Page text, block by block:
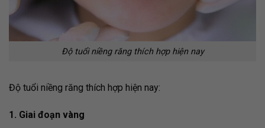
Độ tuổi niềng răng thích hợp hiện nay
Độ tuổi niềng răng thích hợp hiện nay:
1. Giai đoạn vàng